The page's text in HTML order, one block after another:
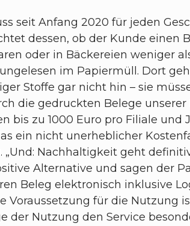
seit Anfang 2020 für jeden
dessen, ob der Kunde einen
oder in Bäckereien weniger
im Papiermüll. Dort
Stoffe gar nicht hin – sie
die gedruckten Belege
bis zu 1000 Euro pro Filiale und
ein nicht unerheblicher
„Und: Nachhaltigkeit geht
Alternative und sagen der
Beleg elektronisch inklusive
Voraussetzung für die Nutzung
der Nutzung den Service